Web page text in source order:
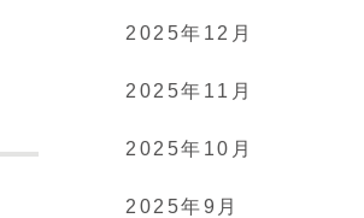
2025年12月
2025年11月
2025年10月
2025年9月